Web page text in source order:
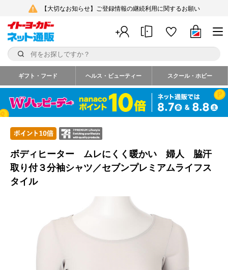
【大切なお知らせ】ご登録情報の継続利用に関するお願い
ギフト・フード ヘルス・ビューティー スクール・ホビー
ボディヒーター ムレにくく暖かい 婦人 脇汗
取り付３分袖シャツ／セブンプレミアムライフス
タイル